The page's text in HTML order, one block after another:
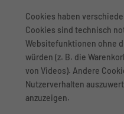
Cookies haben
Cookies sind technisch
Websitefunktionen ohne
würden (z. B. die
von Videos). Andere
Nutzerverhalten
anzuzeigen.